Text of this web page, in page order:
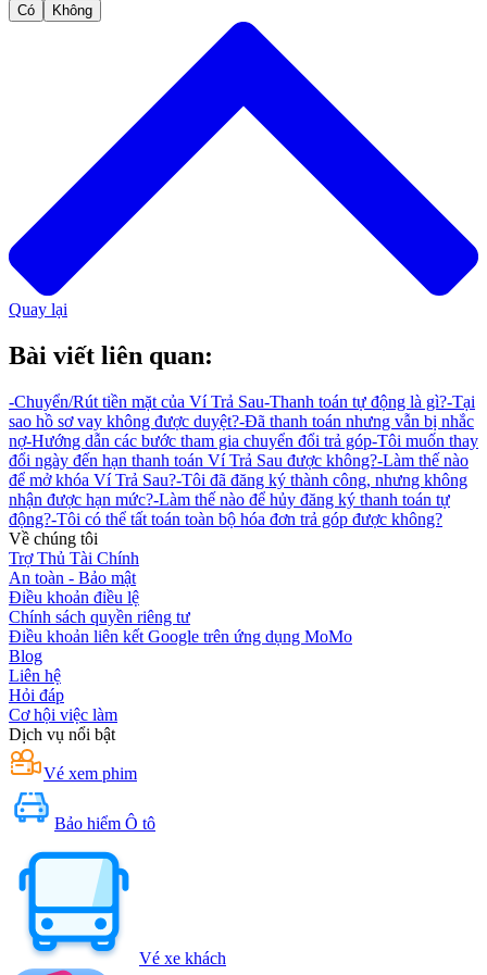
Có Không
Quay lại
Bài viết liên quan:
-Chuyển/Rút tiền mặt của Ví Trả Sau-Thanh toán tự động là gì?-Tại
sao hồ sơ vay không được duyệt?-Đã thanh toán nhưng vẫn bị nhắc
nợ-Hướng dẫn các bước tham gia chuyển đổi trả góp-Tôi muốn thay
đổi ngày đến hạn thanh toán Ví Trả Sau được không?-Làm thế nào
để mở khóa Ví Trả Sau?-Tôi đã đăng ký thành công, nhưng không
nhận được hạn mức?-Làm thế nào để hủy đăng ký thanh toán tự
động?-Tôi có thể tất toán toàn bộ hóa đơn trả góp được không?
Về chúng tôi
Trợ Thủ Tài Chính
An toàn - Bảo mật
Điều khoản điều lệ
Chính sách quyền riêng tư
Điều khoản liên kết Google trên ứng dụng MoMo
Blog
Liên hệ
Hỏi đáp
Cơ hội việc làm
Dịch vụ nổi bật
Vé xem phim
Bảo hiểm Ô tô
Vé xe khách